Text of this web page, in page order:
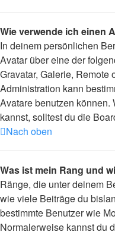
Wie verwende ich einen
In deinem persönlichen
Avatar über eine der
Gravatar, Galerie,
Administration kann
Avatare benutzen können.
kannst, solltest du die
Nach oben
Was ist mein Rang und
Ränge, die unter deinem
wie viele Beiträge du
bestimmte Benutzer wie
Normalerweise kannst du